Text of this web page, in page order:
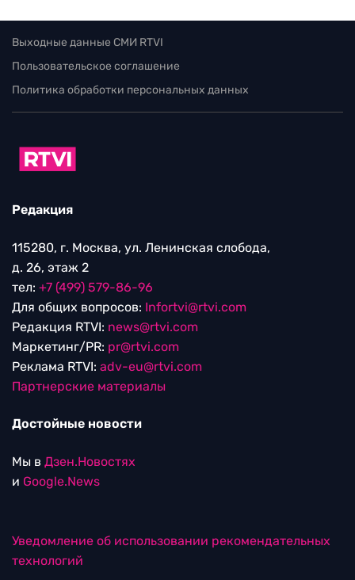
Выходные данные СМИ RTVI
Пользовательское соглашение
Политика обработки персональных данных
Редакция
115280, г. Москва, ул. Ленинская слобода,
д. 26, этаж 2
тел: +7 (499) 579-86-96
Для общих вопросов: Infortvi@rtvi.com
Редакция RTVI: news@rtvi.com
Маркетинг/PR: pr@rtvi.com
Реклама RTVI: adv-eu@rtvi.com
Партнерские материалы
Достойные новости
Мы в Дзен.Новостях
и Google.News
Уведомление об использовании рекомендательных
технологий